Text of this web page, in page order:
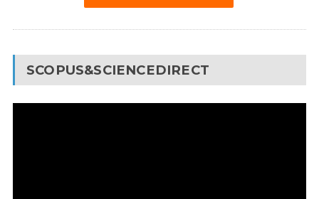
SCOPUS&SCIENCEDIRECT